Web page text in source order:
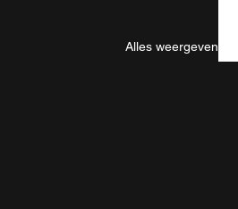
Alles weergeven